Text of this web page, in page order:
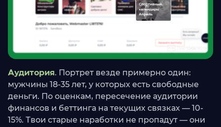
Аудитория. Портрет везде примерно один:
мужчины 18-35 лет, у которых есть свободные
деньги. По оценкам, пересечение аудитории
финансов и беттинга на текущих связках — 10-
15%. Твои старые наработки не пропадут — они